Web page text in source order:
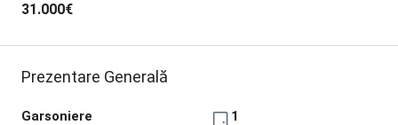
31.000€
Prezentare Generală
Garsoniere 1